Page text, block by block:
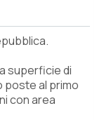
superficie di
poste al primo
con area